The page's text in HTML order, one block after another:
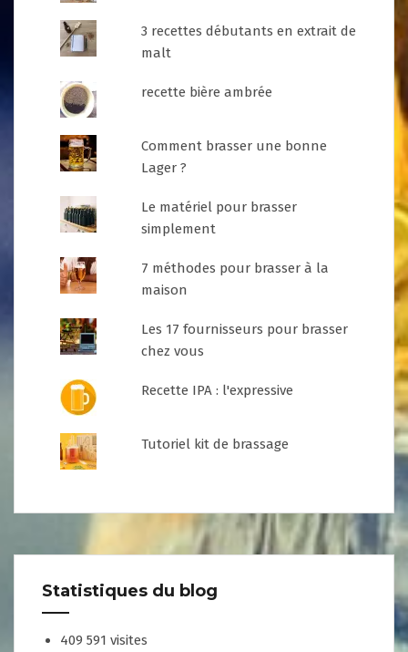
3 recettes débutants en extrait de
malt
recette bière ambrée
Comment brasser une bonne
Lager ?
Le matériel pour brasser
simplement
7 méthodes pour brasser à la
maison
Les 17 fournisseurs pour brasser
chez vous
Recette IPA : l'expressive
Tutoriel kit de brassage
Statistiques du blog
409 591 visites